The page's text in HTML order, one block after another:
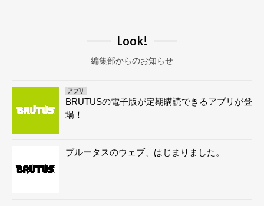
Look!
編集部からのお知らせ
アプリ
BRUTUSの電子版が定期購読できるアプリが登
場！
ブルータスのウェブ、はじまりました。